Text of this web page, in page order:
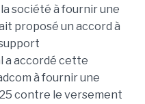
société à fournir une
proposé un accord à
a accordé cette
à fournir une
contre le versement